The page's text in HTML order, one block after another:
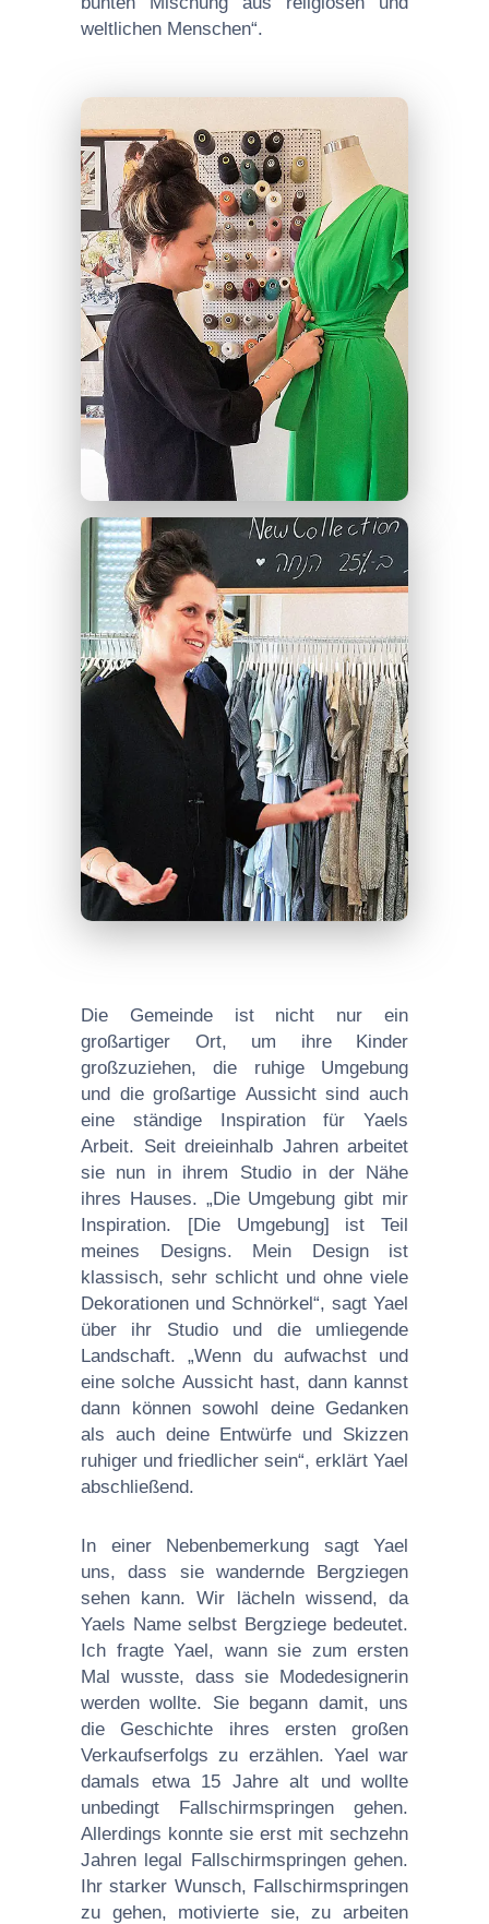
weltlichen Menschen“.
Die Gemeinde ist nicht nur ein
großartiger Ort, um ihre Kinder
großzuziehen, die ruhige Umgebung
und die großartige Aussicht sind auch
eine ständige Inspiration für Yaels
Arbeit. Seit dreieinhalb Jahren arbeitet
sie nun in ihrem Studio in der Nähe
ihres Hauses. „Die Umgebung gibt mir
Inspiration. [Die Umgebung] ist Teil
meines Designs. Mein Design ist
klassisch, sehr schlicht und ohne viele
Dekorationen und Schnörkel“, sagt Yael
über ihr Studio und die umliegende
Landschaft. „Wenn du aufwachst und
eine solche Aussicht hast, dann kannst
dann können sowohl deine Gedanken
als auch deine Entwürfe und Skizzen
ruhiger und friedlicher sein“, erklärt Yael
abschließend.
In einer Nebenbemerkung sagt Yael
uns, dass sie wandernde Bergziegen
sehen kann. Wir lächeln wissend, da
Yaels Name selbst Bergziege bedeutet.
Ich fragte Yael, wann sie zum ersten
Mal wusste, dass sie Modedesignerin
werden wollte. Sie begann damit, uns
die Geschichte ihres ersten großen
Verkaufserfolgs zu erzählen. Yael war
damals etwa 15 Jahre alt und wollte
unbedingt Fallschirmspringen gehen.
Allerdings konnte sie erst mit sechzehn
Jahren legal Fallschirmspringen gehen.
Ihr starker Wunsch, Fallschirmspringen
zu gehen, motivierte sie, zu arbeiten